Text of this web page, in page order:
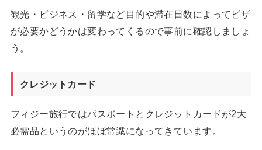
観光・ビジネス・留学など目的や滞在日数によってビザ
が必要かどうかは変わってくるので事前に確認しましょ
う。
クレジットカード
フィジー旅行ではパスポートとクレジットカードが2大
必需品というのがほぼ常識になってきています。